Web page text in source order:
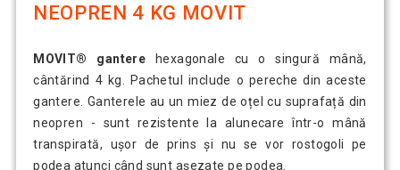
NEOPREN 4 KG MOVIT
MOVIT® gantere hexagonale cu o singură mână,
cântărind 4 kg. Pachetul include o pereche din aceste
gantere. Ganterele au un miez de oțel cu suprafață din
neopren - sunt rezistente la alunecare într-o mână
transpirată, ușor de prins și nu se vor rostogoli pe
podea atunci când sunt așezate pe podea.